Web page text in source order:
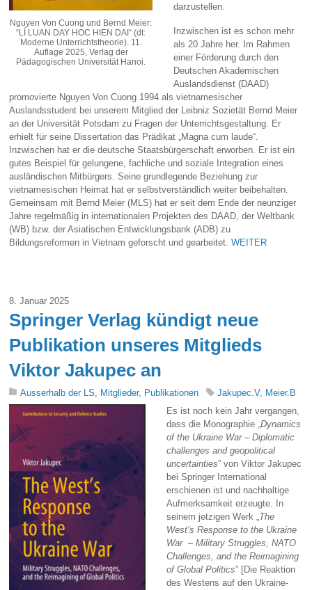
Nguyen Von Cuong und Bernd Meier:
“LÍ LUAN DAY HOC HIEN DAI“ (dt:
Moderne Unterrichtstheorie). 11.
Auflage 2025, Verlag der
Pädagogischen Universität Hanoi.
darzustellen.
Inzwischen ist es schon mehr
als 20 Jahre her. Im Rahmen
einer Förderung durch den
Deutschen Akademischen
Auslandsdienst (DAAD)
promovierte Nguyen Von Cuong 1994 als vietnamesischer
Auslandsstudent bei unserem Mitglied der Leibniz Sozietät Bernd Meier
an der Universität Potsdam zu Fragen der Unterrichtsgestaltung. Er
erhielt für seine Dissertation das Prädikat „Magna cum laude“.
Inzwischen hat er die deutsche Staatsbürgerschaft erworben. Er ist ein
gutes Beispiel für gelungene, fachliche und soziale Integration eines
ausländischen Mitbürgers. Seine grundlegende Beziehung zur
vietnamesischen Heimat hat er selbstverständlich weiter beibehalten.
Gemeinsam mit Bernd Meier (MLS) hat er seit dem Ende der neunziger
Jahre regelmäßig in internationalen Projekten des DAAD, der Weltbank
(WB) bzw. der Asiatischen Entwicklungsbank (ADB) zu
Bildungsreformen in Vietnam geforscht und gearbeitet.WEITER
8. Januar 2025
Springer Verlag kündigt neue
Publikation unseres Mitglieds
Viktor Jakupec an
Ausserhalb der LS, Mitglieder, Publikationen Jakupec.V, Meier.B
Es ist noch kein Jahr vergangen,
dass die Monographie „Dynamics
of the Ukraine War – Diplomatic
challenges and geopolitical
uncertainties” von Viktor Jakupec
bei Springer International
erschienen ist und nachhaltige
Aufmerksamkeit erzeugte. In
seinem jetzigen Werk „The
West’s Response to the Ukraine
War – Military Struggles, NATO
Challenges, and the Reimagining
of Global Politics” [Die Reaktion
des Westens auf den Ukraine-